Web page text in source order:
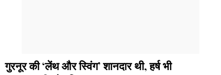
गुरनूर की ‘लेंथ और स्विंग’ शानदार थी, हर्ष भी